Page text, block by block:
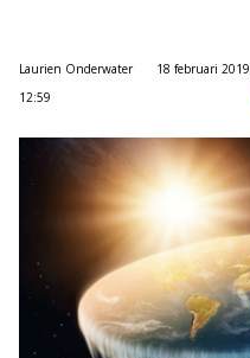
Laurien Onderwater
18 februari 2019
12:59